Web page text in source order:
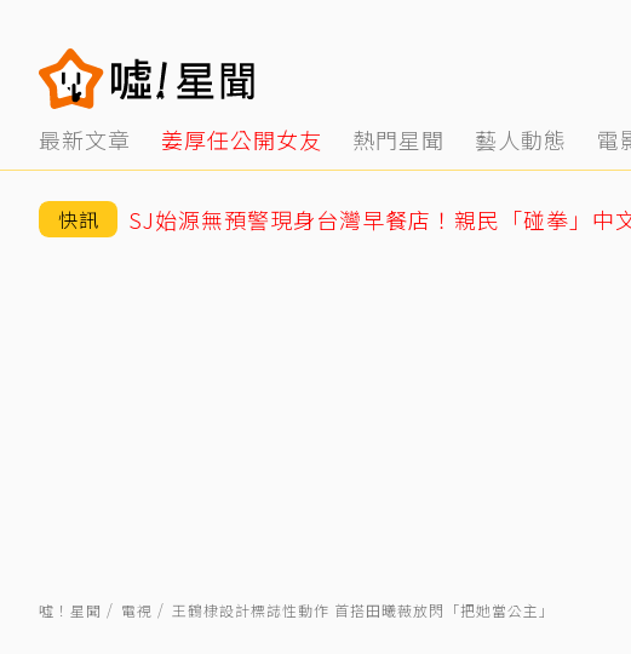
最新文章 姜厚任公開女友 熱門星聞 藝人動態 電
快訊
噓！星聞 電視 王鶴棣設計標誌性動作 首搭田曦薇放閃「把她當公主」